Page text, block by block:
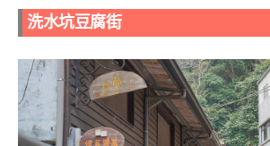
洗水坑豆腐街